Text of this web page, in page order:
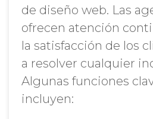
de diseño web. Las
ofrecen atención
la satisfacción de los
a resolver cualquier
Algunas funciones
incluyen: